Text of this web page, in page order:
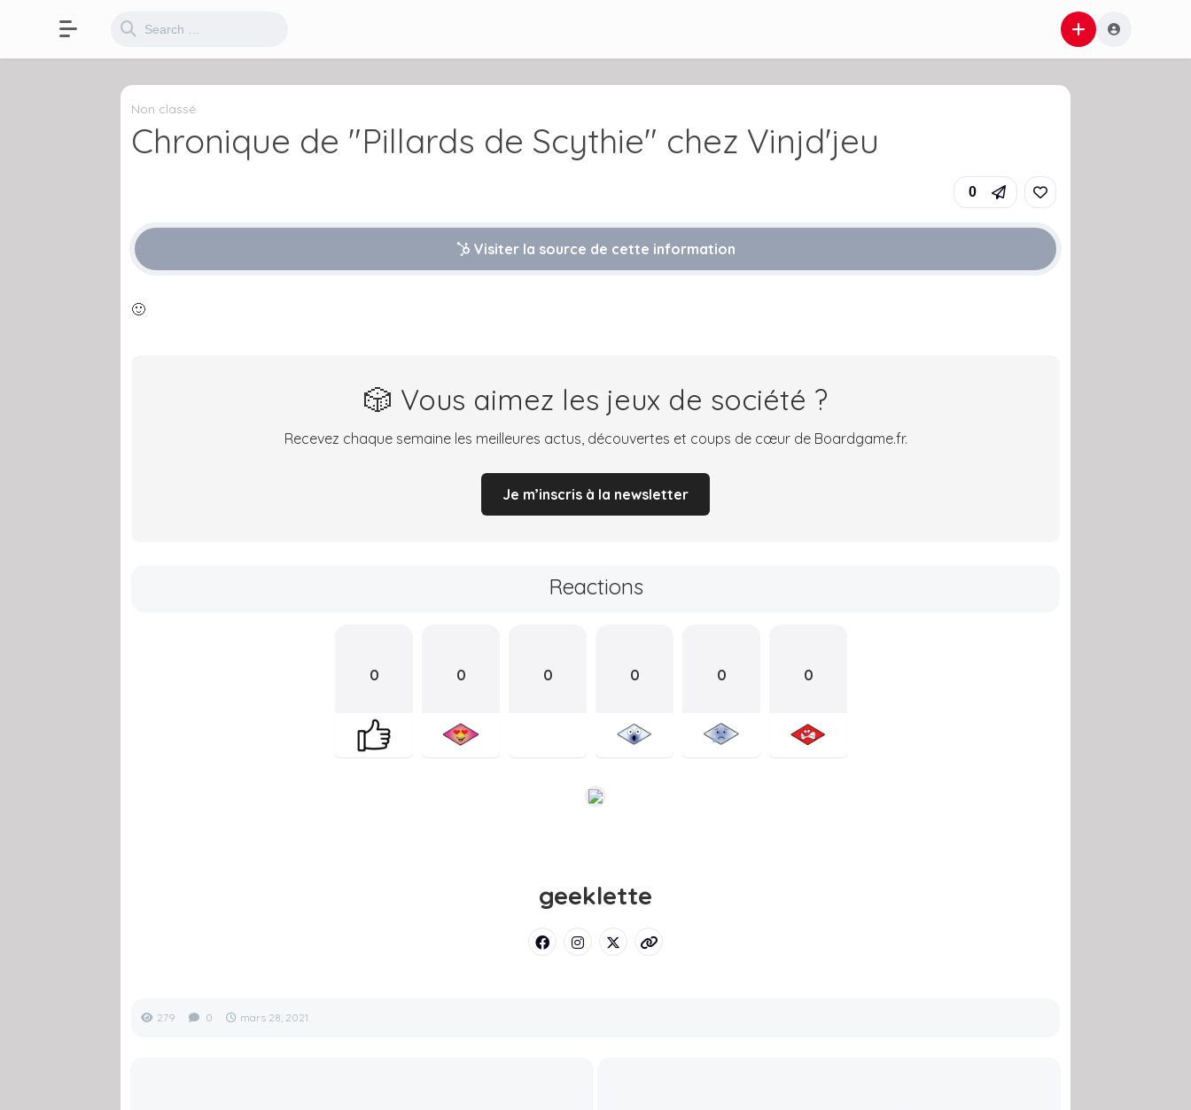
Non classé
Chronique de "Pillards de Scythie" chez Vinjd'jeu
0
Visiter la source de cette information
🙂
🎲 Vous aimez les jeux de société ?
Recevez chaque semaine les meilleures actus, découvertes et coups de cœur de Boardgame.fr.
Je m’inscris à la newsletter
Reactions
0 0 0 0 0 0
geeklette
279 0 mars 28, 2021